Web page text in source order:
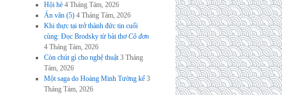
Hội hè 4 Tháng Tám, 2026
Án văn (5) 4 Tháng Tám, 2026
Khi thực tại trở thành đức tin cuối
cùng: Đọc Brodsky từ bài thơCô đơn
4 Tháng Tám, 2026
Còn chút gì cho nghệ thuật 3 Tháng
Tám, 2026
Một saga do Hoàng Minh Tường kể 3
Tháng Tám, 2026